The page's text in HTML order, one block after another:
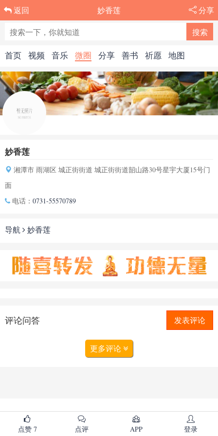
返回 妙香莲 分享
首页 视频 音乐 微圈 分享 善书 祈愿 地图
妙香莲
湘潭市 雨湖区 城正街街道 城正街街道韶山路30号星宇大厦15号门
面
电话： 0731-55570789
导航 妙香莲
评论问答 发表评论
更多评论
点赞 7 点评 APP 登录